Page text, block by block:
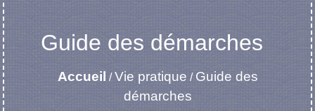
Guide des démarches
Accueil /Vie pratique / Guide des
démarches